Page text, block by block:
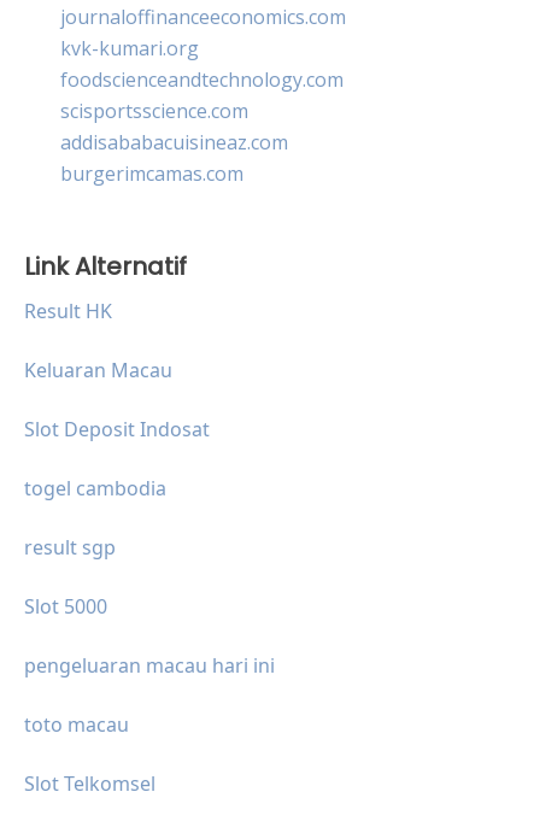
journaloffinanceeconomics.com
kvk-kumari.org
foodscienceandtechnology.com
scisportsscience.com
addisababacuisineaz.com
burgerimcamas.com
Link Alternatif
Result HK
Keluaran Macau
Slot Deposit Indosat
togel cambodia
result sgp
Slot 5000
pengeluaran macau hari ini
toto macau
Slot Telkomsel